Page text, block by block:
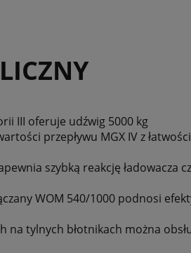
III oferuje udźwig 5000 kg
przepływu MGX IV z
szybką reakcję ładowacza
WOM 540/1000 podnosi
na tylnych błotnikach można